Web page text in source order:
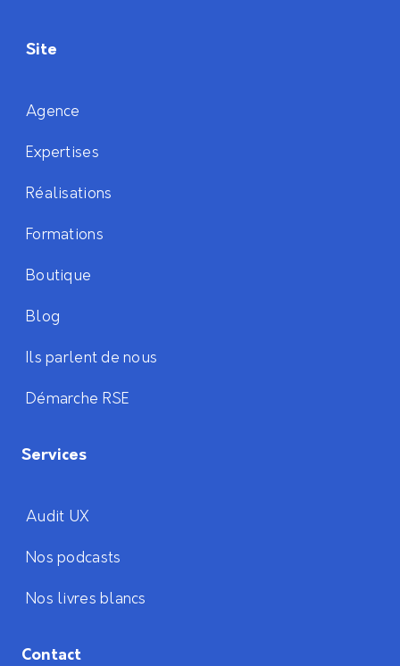
Site
Agence
Expertises
Réalisations
Formations
Boutique
Blog
Ils parlent de nous
Démarche RSE
Services
Audit UX
Nos podcasts
Nos livres blancs
Contact